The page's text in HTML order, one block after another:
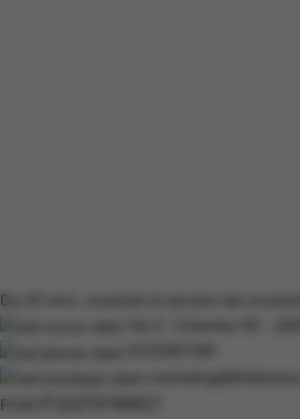
Da 20 anni, musicisti al servizio dei musicisti
P.IVA